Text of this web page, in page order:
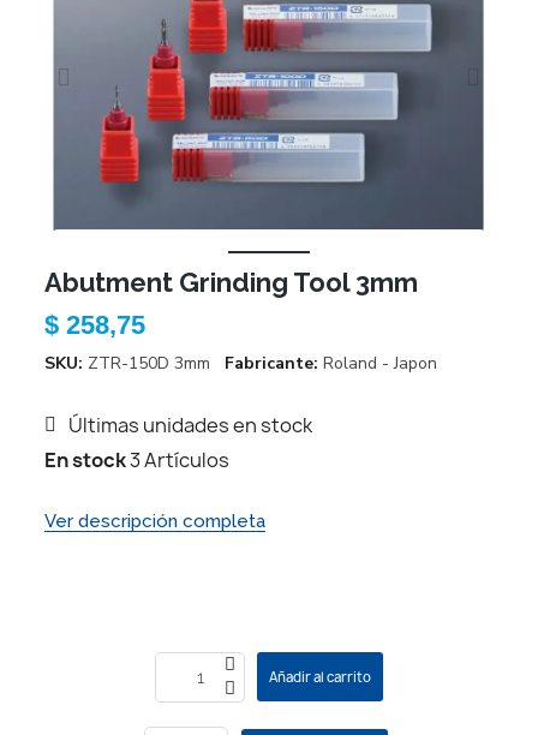
Abutment Grinding Tool 3mm
SKU ZTR-150D 3mm Fabricante Roland - Japon
$ 258,75
Últimas unidades en stock
En stock3 Artículos
Ver descripción completa
Añadir al carrito